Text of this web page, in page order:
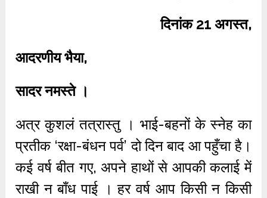
दिनांक 21 अगस्त,
आदरणीय भैया,
सादर नमस्ते ।
अत्र कुशलं तत्रास्तु । भाई-बहनों के स्नेह का
प्रतीक ‘रक्षा-बंधन पर्व’ दो दिन बाद आ पहुँचा है।
कई वर्ष बीत गए, अपने हाथों से आपकी कलाई में
राखी न बाँध पाई । हर वर्ष आप किसी न किसी